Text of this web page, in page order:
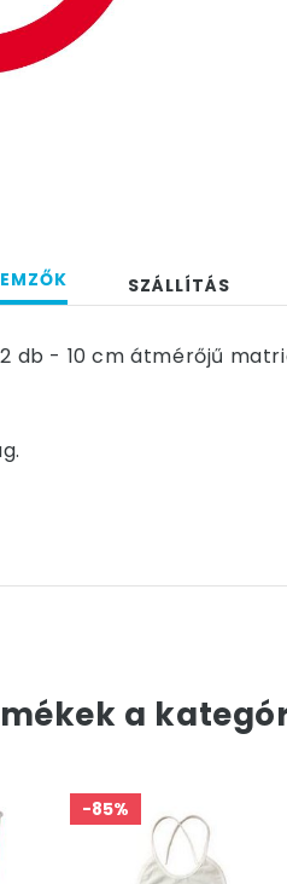
SZÁLLÍTÁS
db - 10 cm átmérőjű
a
-85%